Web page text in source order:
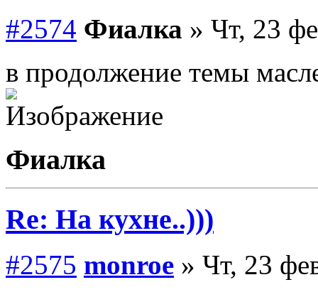
#2574 Фиалка » Чт, 23
в продолжение темы
Фиалка
Re: На кухне..)))
#2575 monroe » Чт, 23